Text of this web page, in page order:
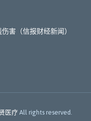
害（信报财经新闻）
医疗 All rights reserved.